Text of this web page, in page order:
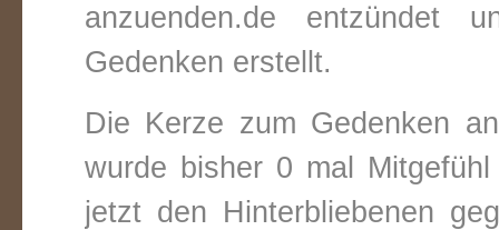
anzuenden.de entzündet
Gedenken erstellt.
Die Kerze zum Gedenken
wurde bisher 0 mal
jetzt den Hinterbliebenen